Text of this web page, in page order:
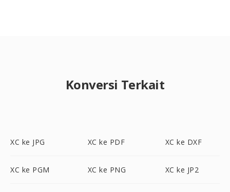
Konversi Terkait
XC ke JPG XC ke PDF XC ke DXF
XC ke PGM XC ke PNG XC ke JP2